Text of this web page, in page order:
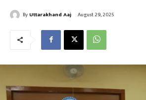
By Uttarakhand Aaj August 29, 2025